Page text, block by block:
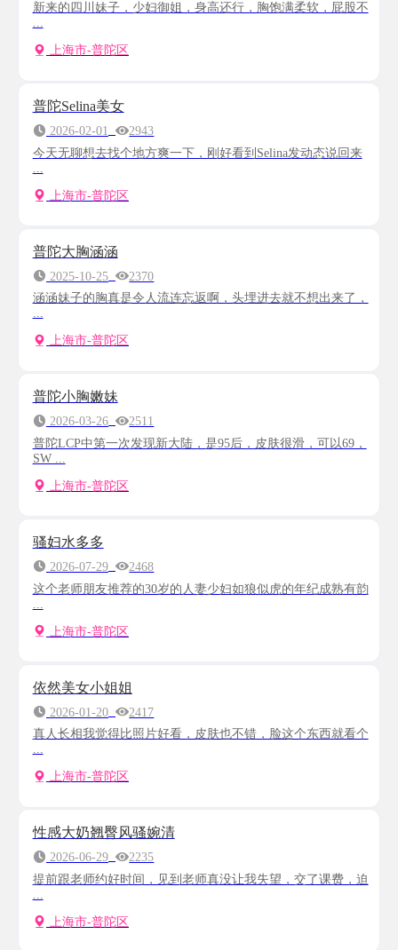
新来的四川妹子，少妇御姐，身高还行，胸饱满柔软，屁股不
...
上海市-普陀区
普陀Selina美女
2026-02-01
2943
今天无聊想去找个地方爽一下，刚好看到Selina发动态说回来
上海市-普陀区
普陀大胸涵涵
2025-10-25
2370
涵涵妹子的胸真是令人流连忘返啊，头埋进去就不想出来了，
...
上海市-普陀区
普陀小胸嫩妹
2026-03-26
2511
普陀LCP中第一次发现新大陆，是95后，皮肤很滑，可以69，
SW ...
上海市-普陀区
骚妇水多多
2026-07-29
2468
这个老师朋友推荐的30岁的人妻少妇如狼似虎的年纪成熟有韵
上海市-普陀区
依然美女小姐姐
2026-01-20
2417
真人长相我觉得比照片好看，皮肤也不错，脸这个东西就看个
...
上海市-普陀区
性感大奶翘臀风骚婉清
2026-06-29
2235
提前跟老师约好时间，见到老师真没让我失望，交了课费，迫
上海市-普陀区